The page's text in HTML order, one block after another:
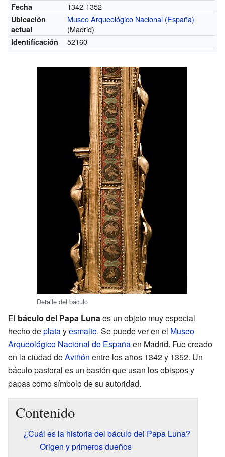
Fecha 1342-1352
Ubicación
actual
Museo Arqueológico Nacional (España)
(Madrid)
Identificación 52160
Detalle del báculo
El báculo del Papa Lunaes un objeto muy especial
hecho deplatayesmalte. Se puede ver en el Museo
Arqueológico Nacional de Españaen Madrid. Fue creado
en la ciudad deAviñón entre los años 1342 y 1352. Un
báculo pastoral es un bastón que usan los obispos y
papas como símbolo de su autoridad.
Contenido
¿Cuál es la historia del báculo del Papa Luna?
Origen y primeros dueños